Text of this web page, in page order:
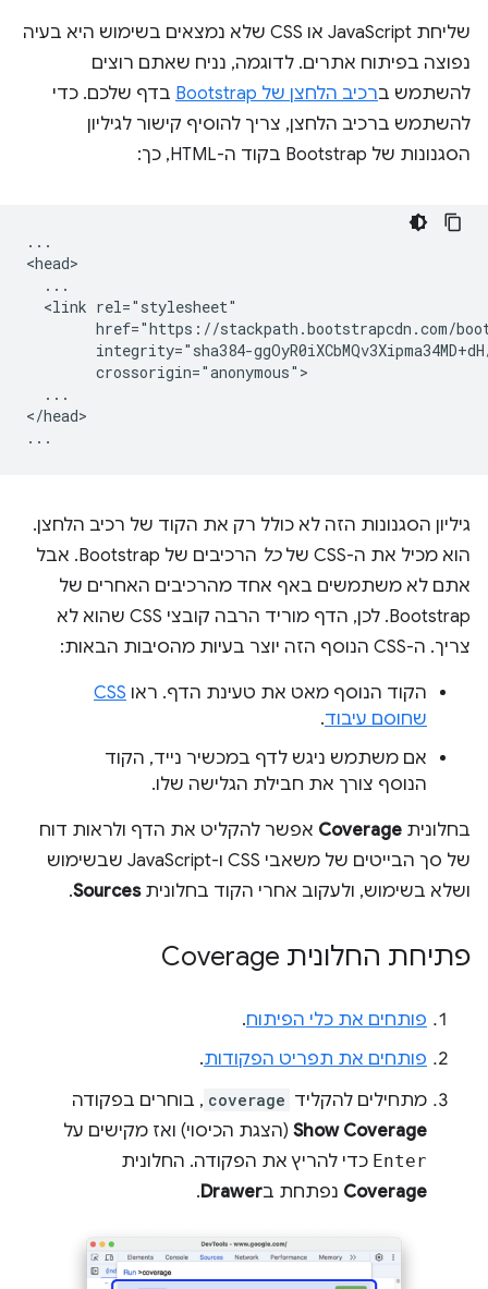
שליחת JavaScript או CSS שלא נמצאים בשימוש היא בעיה
נפוצה בפיתוח אתרים. לדוגמה, נניח שאתם רוצים
להשתמש ברכיב הלחצן של Bootstrap
בדף שלכם. כדי
להשתמש ברכיב הלחצן, צריך להוסיף קישור לגיליון
הסגנונות של Bootstrap בקוד ה-HTML, כך:
...
<head>
  ...
  <link rel="stylesheet"
href="https://stackpath.bootstrapcdn.com/
integrity="sha384-
        crossorigin="anonymous">
  ...
</head>
גיליון הסגנונות הזה לא כולל רק את הקוד של רכיב הלחצן.
הוא מכיל את ה-CSS של
כל
הרכיבים של Bootstrap. אבל
אתם לא משתמשים באף אחד מהרכיבים האחרים של
Bootstrap. לכן, הדף מוריד הרבה קובצי CSS שהוא לא
צריך. ה-CSS הנוסף הזה יוצר בעיות מהסיבות הבאות:
הקוד הנוסף מאט את טעינת הדף. ראו CSS
שחוסם עיבוד.
אם משתמש ניגש לדף במכשיר נייד, הקוד
הנוסף צורך את חבילת הגלישה שלו.
בחלונית Coverage אפשר להקליט את הדף ולראות דוח
של סך הבייטים של משאבי CSS ו-JavaScript שבשימוש
ושלא בשימוש, ולעקוב אחרי הקוד בחלוניתSources
.
פתיחת החלונית Coverage
פותחים את כלי הפיתוח.
פותחים את תפריט הפקודות.
מתחילים להקליד coverage , בוחרים בפקודה
Show Coverage (הצגת הכיסוי) ואז מקישים על
Enter כדי להריץ את הפקודה. החלונית
Coverage נפתחת בDrawer
.